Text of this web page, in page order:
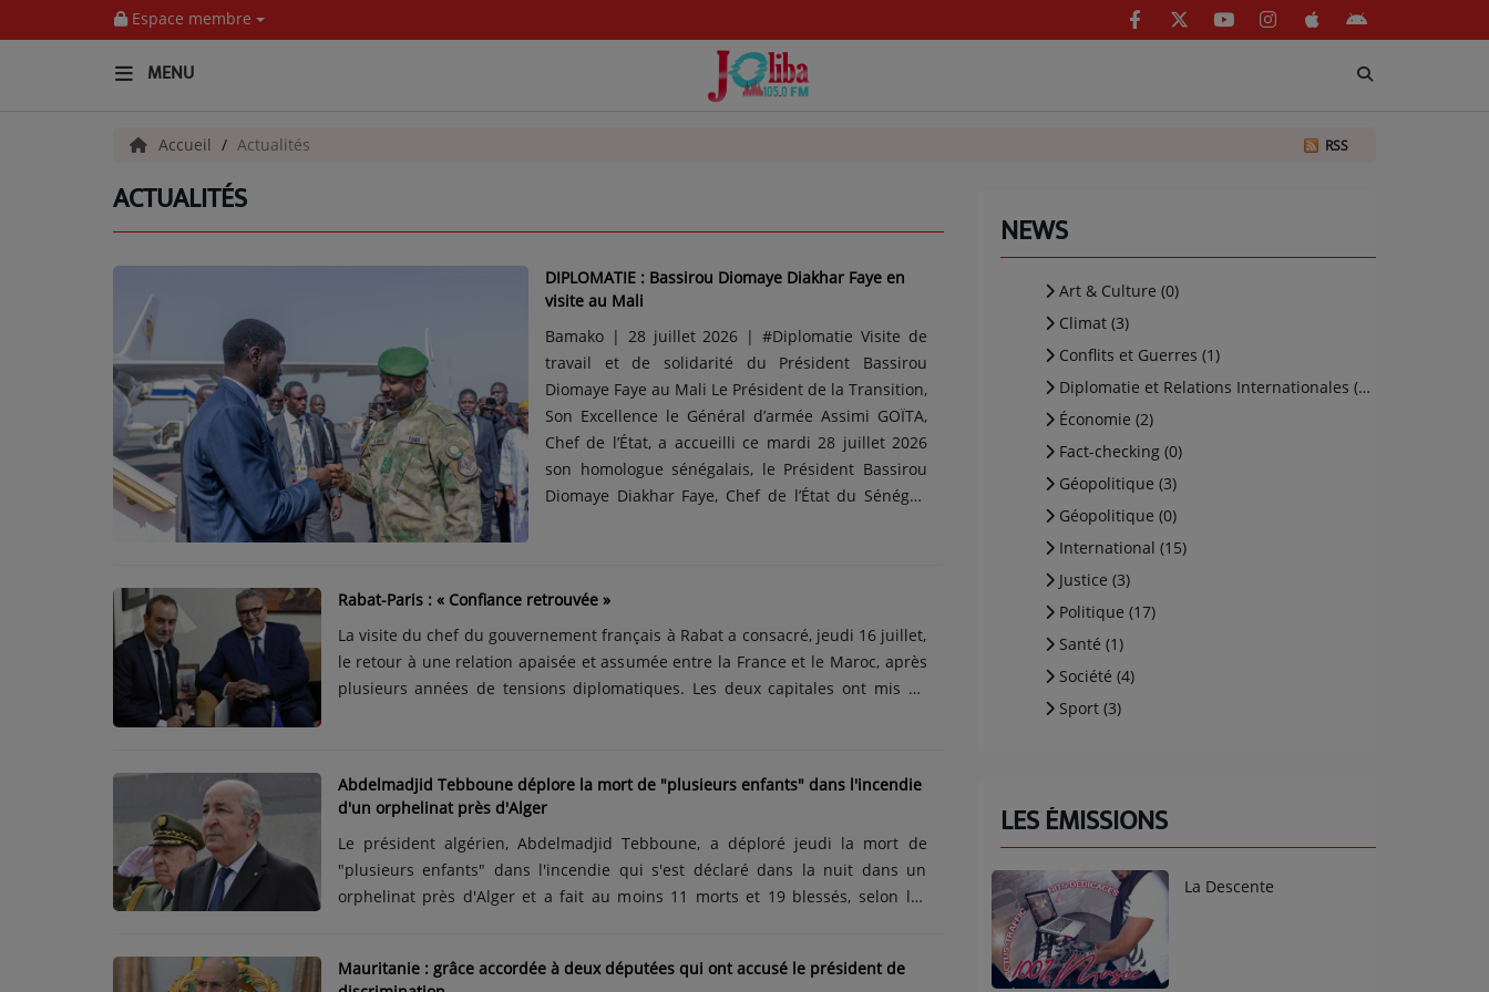
Espace membre
MENU
Pour Vous
EVÈNEMENTS
TITRES DIFFUSÉS
Accueil Actualités RSS
ACTUALITÉS
DIPLOMATIE : Bassirou Diomaye Diakhar Faye en
visite au Mali
Bamako | 28 juillet 2026 | #Diplomatie Visite de
travail et de solidarité du Président Bassirou
Diomaye Faye au Mali Le Président de la Transition,
Son Excellence le Général d’armée Assimi GOÏTA,
Chef de l’État, a accueilli ce mardi 28 juillet 2026
son homologue sénégalais, le Président Bassirou
Diomaye Diakhar Faye, Chef de l’État du Sénégal.
9h50, il a été accueilli au bas de la passerelle, à
l’aéroport in...
Rabat-Paris : « Confiance retrouvée »
La visite du chef du gouvernement français à Rabat a consacré, jeudi 16 juillet,
le retour à une relation apaisée et assumée entre la France et le Maroc, après
plusieurs années de tensions diplomatiques. Les deux capitales ont mis en
déplacement du Premier ministre français Sébastien Lecornu, selon certaines
sources, s’inscrit dans la......
Abdelmadjid Tebboune déplore la mort de "plusieurs enfants" dans l'incendie
d'un orphelinat près d'Alger
Le président algérien, Abdelmadjid Tebboune, a déploré jeudi la mort de
"plusieurs enfants" dans l'incendie qui s'est déclaré dans la nuit dans un
orphelinat près d'Alger et a fait au moins 11 morts et 19 blessés, selon les
(...) à la suite d'un incendie qui s'est déclaré dans un établissement d'accueil
Mauritanie : grâce accordée à deux députées qui ont accusé le président de
NEWS
Art & Culture (0)
Climat (3)
Conflits et Guerres (1)
Diplomatie et Relations Internationales (19)
Économie (2)
Fact-checking (0)
Géopolitique (3)
Géopolitique (0)
International (15)
Justice (3)
Politique (17)
Santé (1)
Société (4)
Sport (3)
LES ÉMISSIONS
La Descente